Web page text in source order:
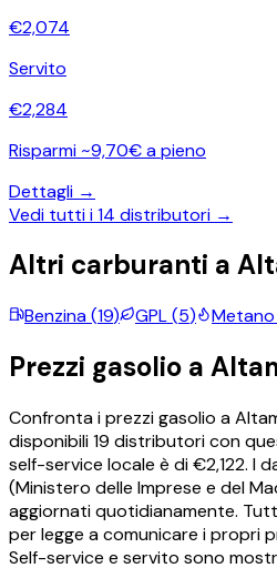
€2,074
Servito
€2,284
Risparmi ~9,70€ a pieno
Dettagli →
Vedi tutti i14 distributori →
Altri carburanti a
Benzina(19) GPL(5) Metano
Prezzi gasolio a
Confronta i prezzigasolio a
disponibili19 distributori con
self-service locale è di €2,122. I
(Ministero delle Imprese e del
aggiornati quotidianamente.
per legge a comunicare i propri
Self-service e servito sono